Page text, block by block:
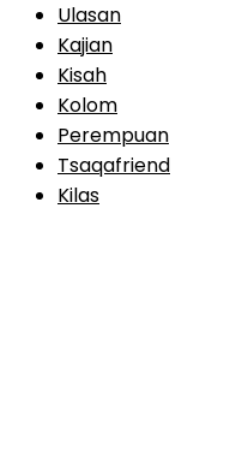
Ulasan
Kajian
Kisah
Kolom
Perempuan
Tsaqafriend
Kilas